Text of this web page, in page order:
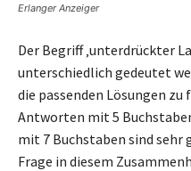
Erlanger Anzeiger
Der Begriff ‚unterdrückter
unterschiedlich gedeutet
die passenden Lösungen
Antworten mit 5
mit 7 Buchstaben sind
Frage in diesem